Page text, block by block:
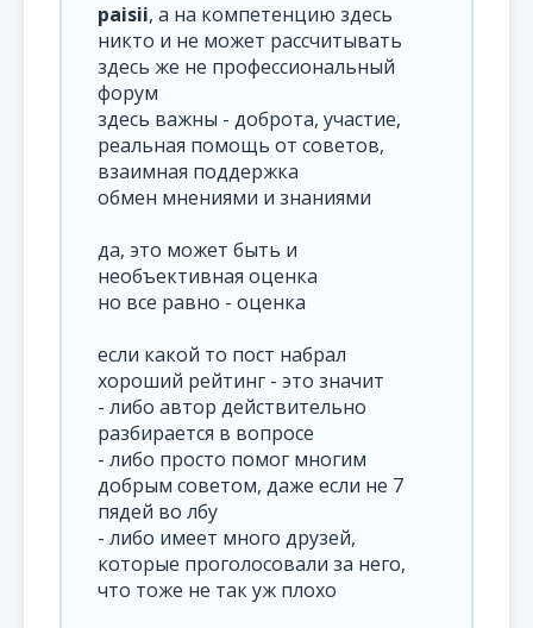
paisii, а на компетенцию здесь
никто и не может рассчитывать
здесь же не профессиональный
форум
здесь важны - доброта, участие,
реальная помощь от советов,
взаимная поддержка
обмен мнениями и знаниями
да, это может быть и
необъективная оценка
но все равно - оценка
если какой то пост набрал
хороший рейтинг - это значит
- либо автор действительно
разбирается в вопросе
- либо просто помог многим
добрым советом, даже если не 7
пядей во лбу
- либо имеет много друзей,
которые проголосовали за него,
что тоже не так уж плохо